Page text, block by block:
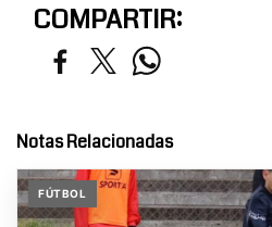
COMPARTIR:
Notas Relacionadas
FÚTBOL